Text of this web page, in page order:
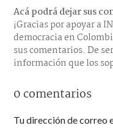
Acá podrá dejar sus
¡Gracias por apoyar a
democracia en
sus comentarios. De
información que los
0 comentarios
Tu dirección de correo